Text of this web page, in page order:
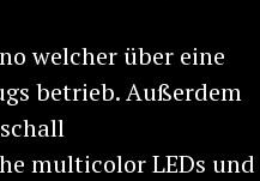
welcher über eine
betrieb. Außerdem
multicolor LEDs und